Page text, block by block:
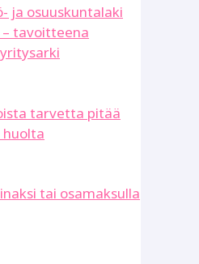
ja osuuskuntalaki
tavoitteena
tarvetta pitää
tai osamaksulla